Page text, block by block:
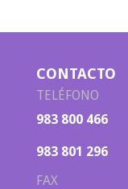
CONTACTO
TELÉFONO
983 800 466
983 801 296
FAX